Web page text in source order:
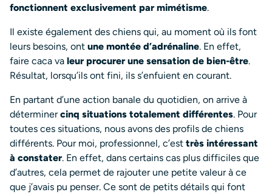
fonctionnent exclusivement par mimétisme.
Il existe également des chiens qui, au moment où ils font
leurs besoins, ont une montée d’adrénaline. En effet,
faire caca va leur procurer une sensation de bien-être.
Résultat, lorsqu’ils ont fini, ils s’enfuient en courant.
En partant d’une action banale du quotidien, on arrive à
déterminercinq situations totalement différentes. Pour
toutes ces situations, nous avons des profils de chiens
différents. Pour moi, professionnel, c’est très intéressant
à constater. En effet, dans certains cas plus difficiles que
d’autres, cela permet de rajouter une petite valeur à ce
que j’avais pu penser. Ce sont de petits détails qui font